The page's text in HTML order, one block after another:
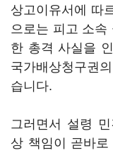
상고이유서에 따
으로는 피고 소속
한 총격 사실을
국가배상청구권
습니다.
그러면서 설령
상 책임이 곧바로